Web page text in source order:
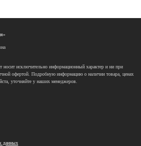
носит исключительно информационный характер и ни при
офертой. Подробную информацию о наличии товара, ценах
уточняйте у наших менеджеров.
данных